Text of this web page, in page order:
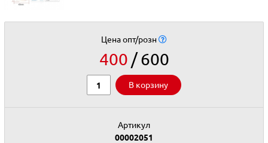
Цена опт/розн
400 600
В корзину
Артикул
00002051